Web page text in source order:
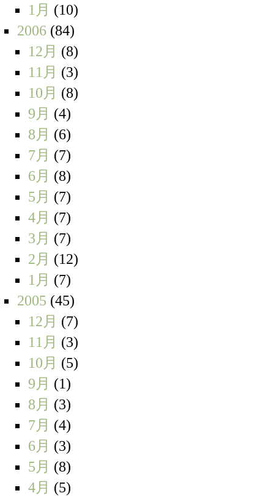
1月 (10)
2006 (84)
12月 (8)
11月 (3)
10月 (8)
9月 (4)
8月 (6)
7月 (7)
6月 (8)
5月 (7)
4月 (7)
3月 (7)
2月 (12)
1月 (7)
2005 (45)
12月 (7)
11月 (3)
10月 (5)
9月 (1)
8月 (3)
7月 (4)
6月 (3)
5月 (8)
4月 (5)